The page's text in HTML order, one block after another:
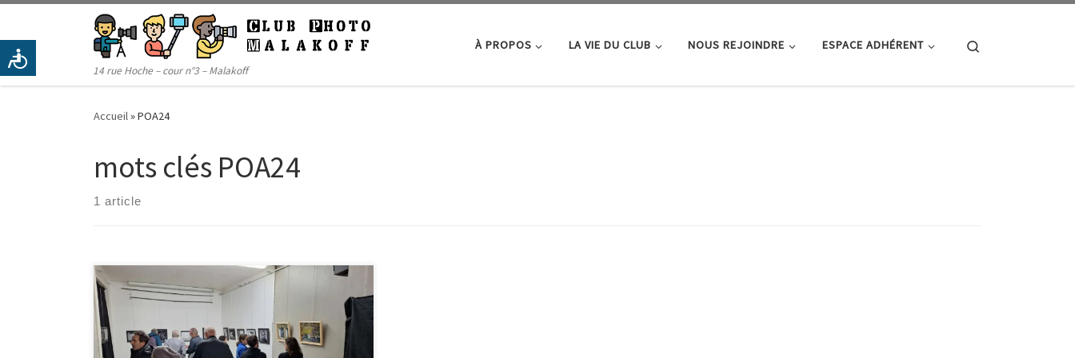
Passer au contenu
14 rue Hoche – cour n°3 – Malakoff
À PROPOS LA VIE DU CLUB NOUS REJOINDRE ESPACE ADHÉRENT
Accueil»POA24
mots clés POA24
1 article
Le week-end des 23-24 mars, à l’initiative de
l’association Créé à Malakoff, le club photo de
Malakoff a ouvert ses portes, à l’instar d’une
quarantaine d’autres lieux. Une exposition sur le
thème de l’absence a ainsi pu être présentée au